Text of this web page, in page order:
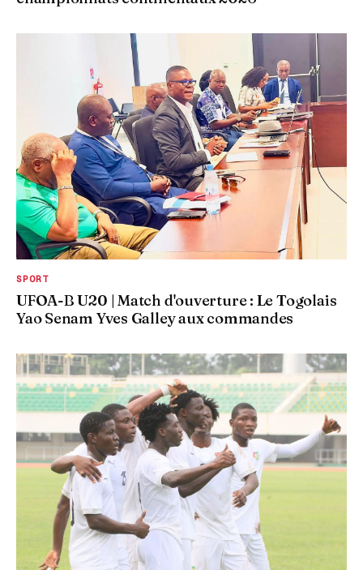
SPORT
UFOA-B U20 | Match d'ouverture : Le Togolais
Yao Senam Yves Galley aux commandes